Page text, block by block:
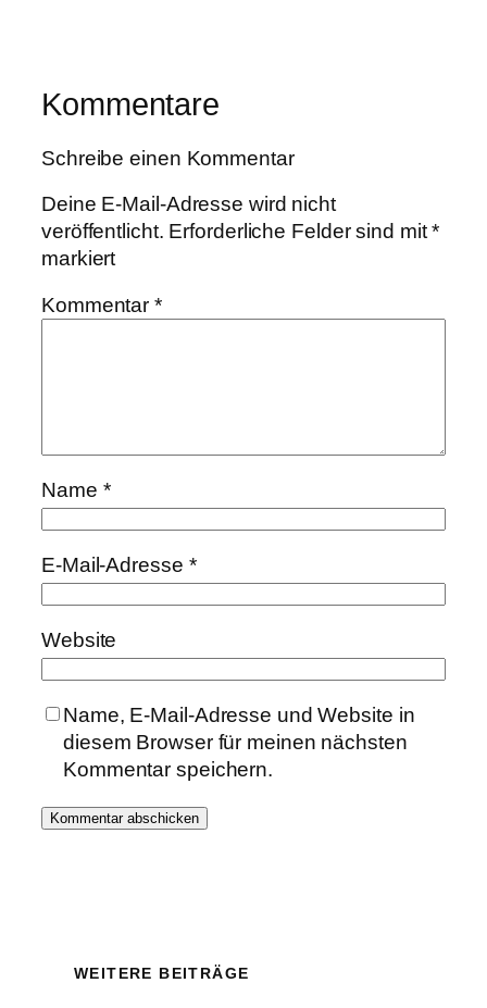
Kommentare
Schreibe einen Kommentar
Deine E-Mail-Adresse wird nicht
veröffentlicht. Erforderliche Felder sind mit*
markiert
Kommentar*
Name *
E-Mail-Adresse *
Website
Name, E-Mail-Adresse und Website in
diesem Browser für meinen nächsten
Kommentar speichern.
WEITERE BEITRÄGE